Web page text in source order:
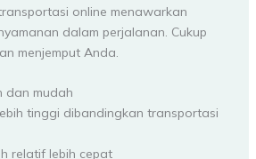
online menawarkan
dalam perjalanan. Cukup
menjemput Anda.
dan mudah
tinggi dibandingkan transportasi
relatif lebih cepat